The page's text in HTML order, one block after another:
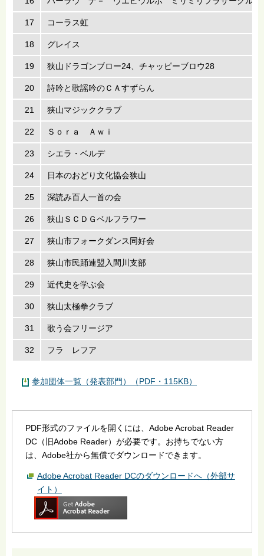
17 コーラス虹
18 グレイス
19 狭山ドラゴンブロー24、チャッピーブロウ28
20 詩吟と歌謡吟のＣＡすずらん
21 狭山マジッククラブ
22 Ｓｏｒａ Ａｗｉ
23 シエラ・ベルデ
24 日本のおどり文化協会狭山
25 深読み百人一首の会
26 狭山ＳＣＤＧベルフラワー
27 狭山市フォークダンス同好会
28 狭山市民踊連盟入間川支部
29 近代史を学ぶ会
30 狭山太極拳クラブ
31 歌う会フリージア
32 フラ レフア
参加団体一覧（発表部門）（PDF・115KB）
PDF形式のファイルを開くには、Adobe Acrobat Reader
DC（旧Adobe Reader）が必要です。お持ちでない方
は、Adobe社から無償でダウンロードできます。
Adobe Acrobat Reader DCのダウンロードへ（外部サ
イト）